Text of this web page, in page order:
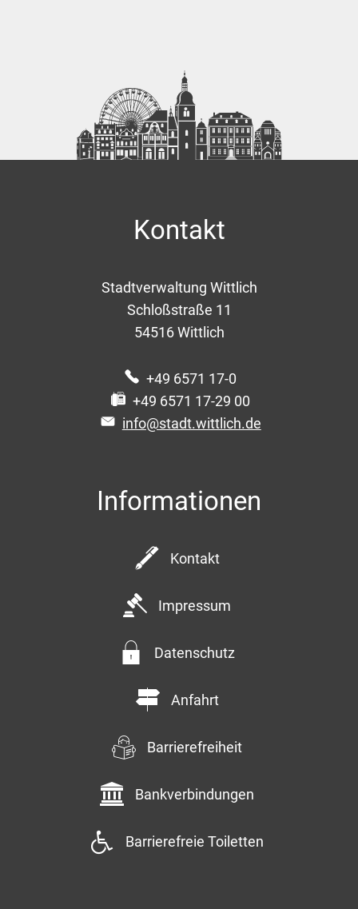
Kontakt
Stadtverwaltung Wittlich
Schloßstraße 11
54516 Wittlich
+49 6571 17-0
+49 6571 17-29 00
info@stadt.wittlich.de
Informationen
Kontakt
Impressum
Datenschutz
Anfahrt
Barrierefreiheit
Bankverbindungen
Barrierefreie Toiletten